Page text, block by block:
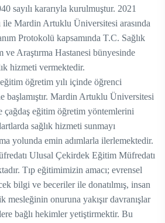
sayılı kararıyla kurulmuştur. 2021
ile Mardin Artuklu Üniversitesi arasında
Protokolü kapsamında T.C. Sağlık
ve Araştırma Hastanesi bünyesinde
hizmeti vermektedir.
öğretim yılı içinde öğrenci
başlamıştır. Mardin Artuklu Üniversitesi
çağdaş eğitim öğretim yöntemlerini
sağlık hizmeti sunmayı
yolunda emin adımlarla ilerlemektedir.
Ulusal Çekirdek Eğitim Müfredatı
Tıp eğitimimizin amacı; evrensel
bilgi ve beceriler ile donatılmış, insan
mesleğinin onuruna yakışır davranışlar
bağlı hekimler yetiştirmektir. Bu